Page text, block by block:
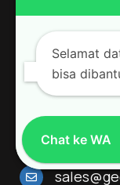
Hubungi
+62811
+62812
+62812
Selamat
bisa
Chat ke WA